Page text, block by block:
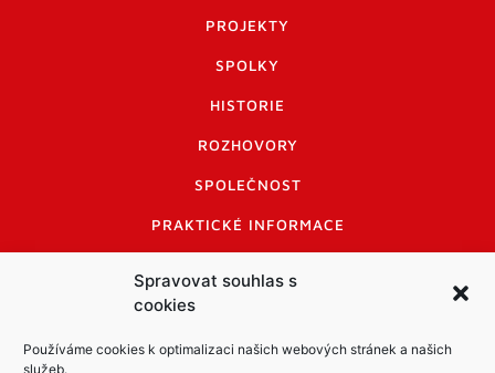
Spravovat souhlas s
cookies
Používáme cookies k optimalizaci našich webových stránek a našich
služeb.
PROJEKTY
SPOLKY
HISTORIE
ROZHOVORY
SPOLEČNOST
PRAKTICKÉ INFORMACE
INFORMACE A KODEX DISKUTUJÍCÍCH
LOGO A LOGO MANUÁL